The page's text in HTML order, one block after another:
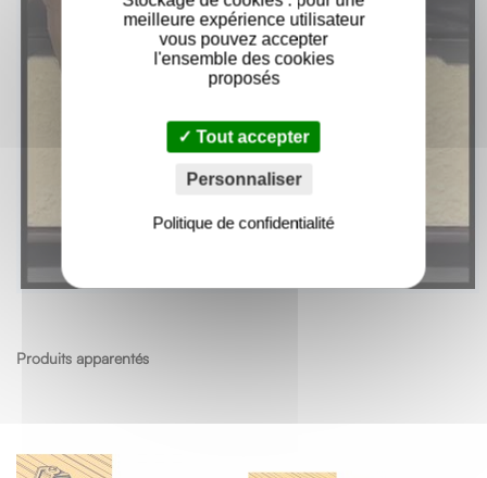
Produits apparentés
meilleure expérience utilisateur
vous pouvez accepter
l'ensemble des cookies
proposés
Tout accepter
Personnaliser
Politique de confidentialité